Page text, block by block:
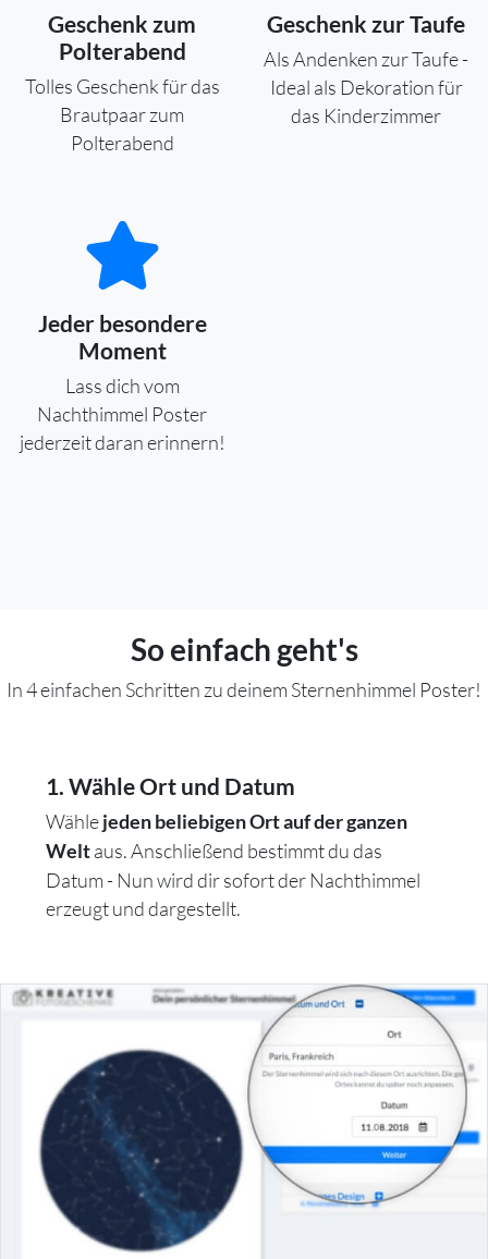
Geschenk zum
Polterabend
Tolles Geschenk für das
Brautpaar zum
Polterabend
Geschenk zur Taufe
Als Andenken zur Taufe -
Ideal als Dekoration für
das Kinderzimmer
Jeder besondere
Moment
Lass dich vom
Nachthimmel Poster
jederzeit daran erinnern!
So einfach geht's
In 4 einfachen Schritten zu deinem Sternenhimmel Poster!
1. Wähle Ort und Datum
Wählejeden beliebigen Ort auf der ganzen
Weltaus. Anschließend bestimmt du das
Datum - Nun wird dir sofort der Nachthimmel
erzeugt und dargestellt.